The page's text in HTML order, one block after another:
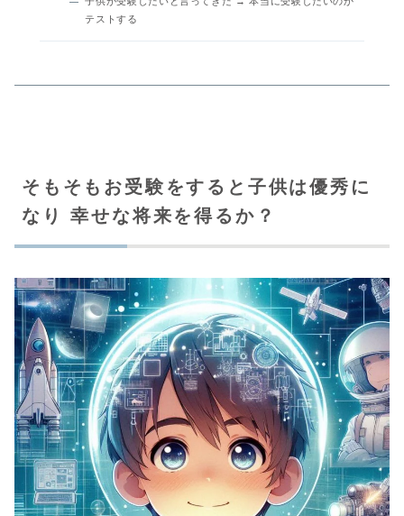
テストする
そもそもお受験をすると子供は優秀に
なり 幸せな将来を得るか？